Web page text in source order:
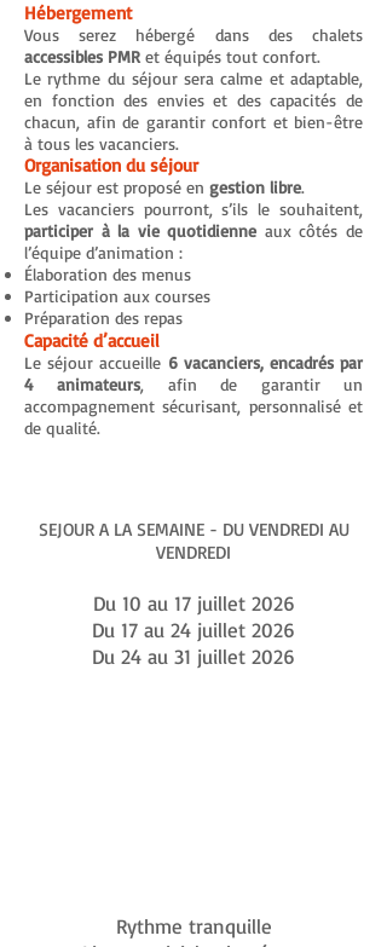
Hébergement
Vous serez hébergé dans des chalets
accessibles PMR et équipés tout confort.
Le rythme du séjour sera calme et adaptable,
en fonction des envies et des capacités de
chacun, afin de garantir confort et bien-être
à tous les vacanciers.
Organisation du séjour
Le séjour est proposé en gestion libre.
Les vacanciers pourront, s’ils le souhaitent,
participer à la vie quotidienne aux côtés de
l’équipe d’animation :
Élaboration des menus
Participation aux courses
Préparation des repas
Capacité d’accueil
Le séjour accueille 6 vacanciers, encadrés par
4 animateurs, afin de garantir un
accompagnement sécurisant, personnalisé et
de qualité.
SEJOUR A LA SEMAINE - DU VENDREDI AU
VENDREDI
Du 10 au 17 juillet 2026
Du 17 au 24 juillet 2026
Du 24 au 31 juillet 2026
Rythme tranquille